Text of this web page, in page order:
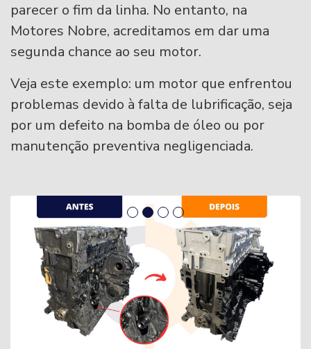
parecer o fim da linha. No entanto, na
Motores Nobre, acreditamos em dar uma
segunda chance ao seu motor.
Veja este exemplo: um motor que enfrentou
problemas devido à falta de lubrificação, seja
por um defeito na bomba de óleo ou por
manutenção preventiva negligenciada.